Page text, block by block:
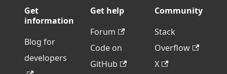
Get
information
Blog for
developers
Get help
Forum
Code on
GitHub
Community
Stack
Overflow
X